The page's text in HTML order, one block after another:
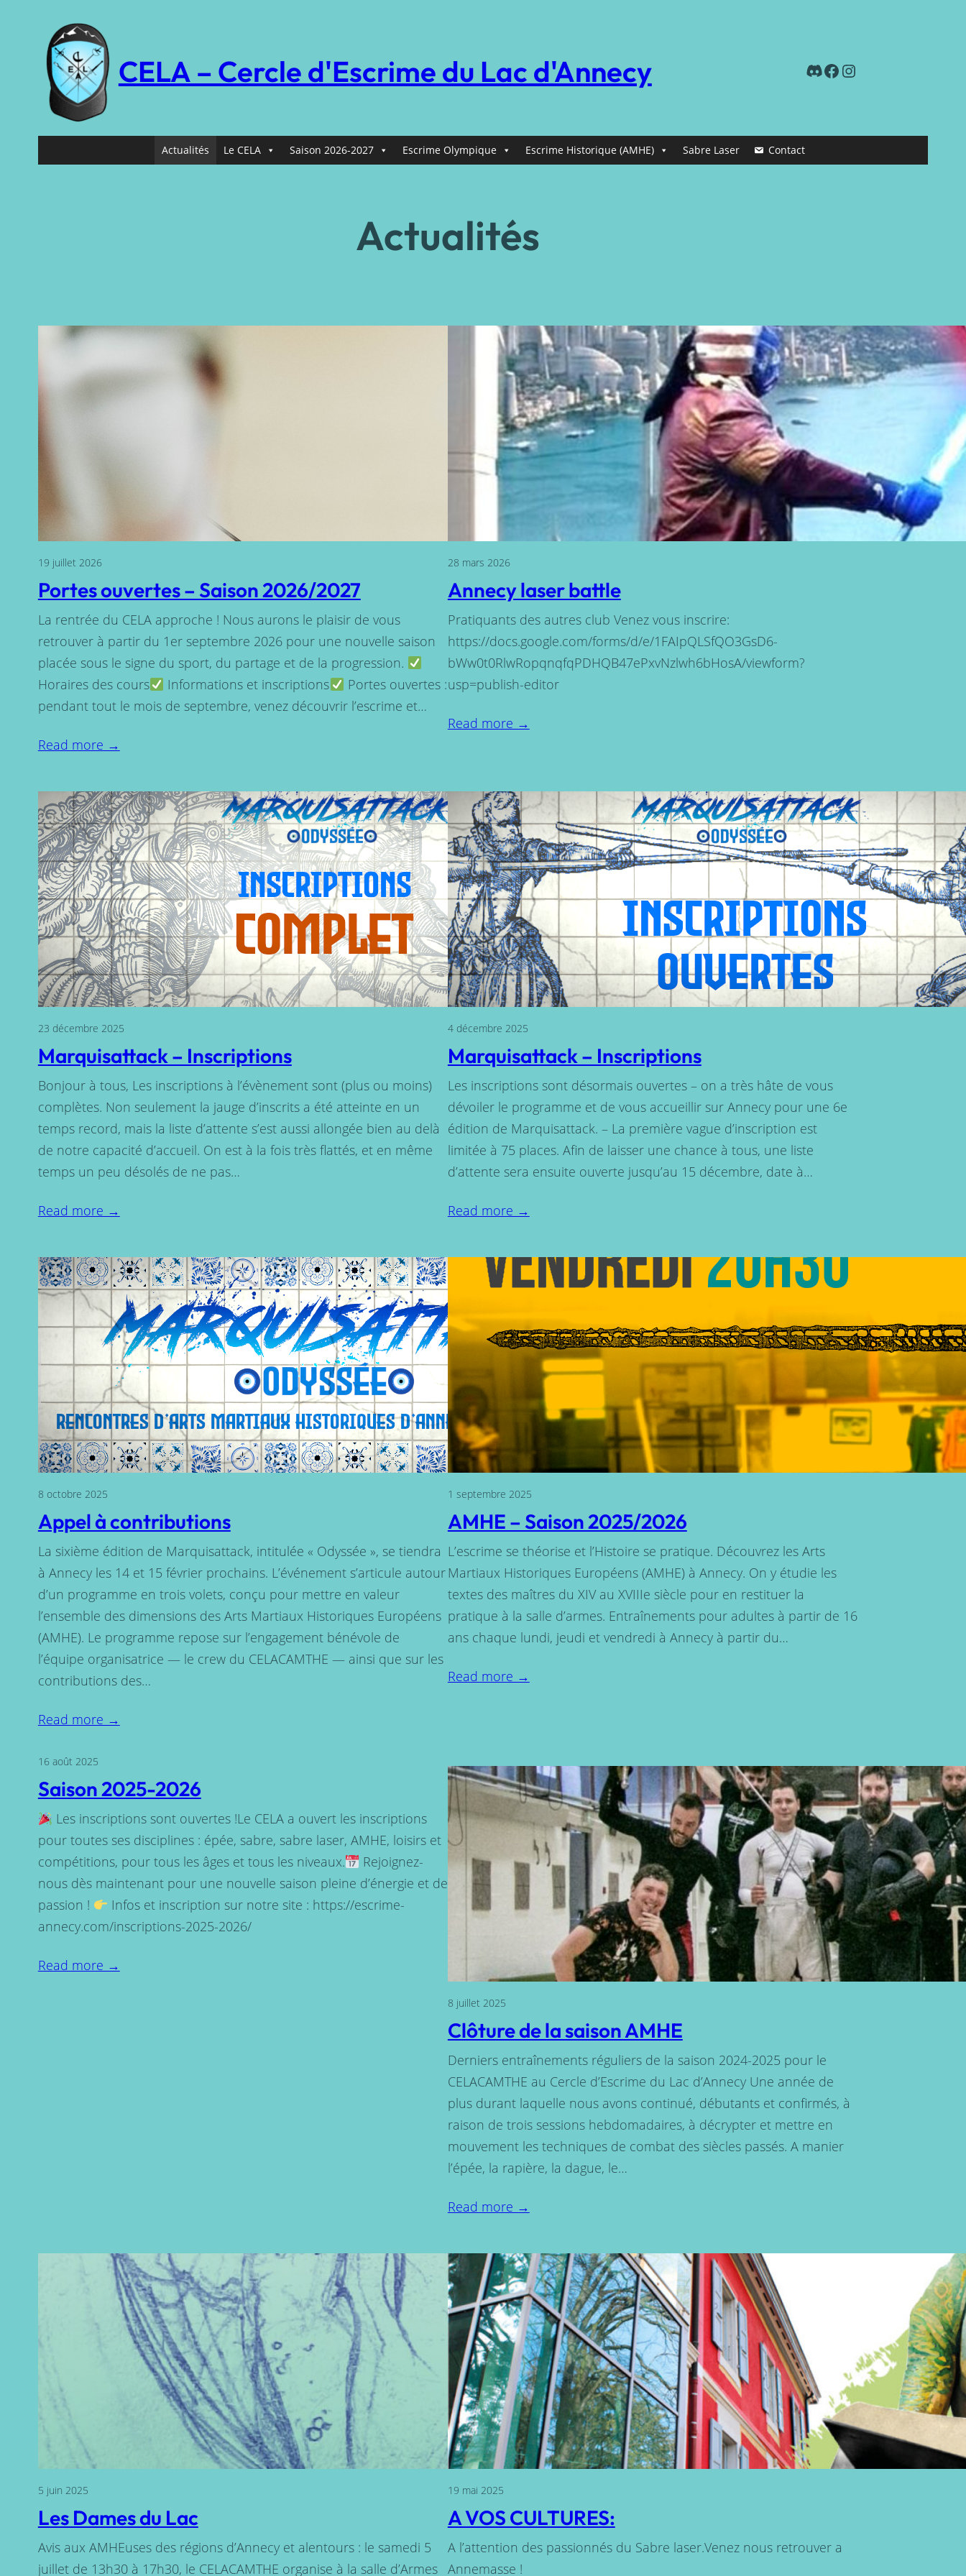
contenu
CELA – Cercle d'Escrime du Lac d'Annecy Discord
Facebook
Instagram
Actualités Le CELA Saison 2026-2027 Escrime Olympique Escrime Historique (AMHE) Sabre Laser Contact
Actualités
19 juillet 2026
Portes ouvertes – Saison 2026/2027
La rentrée du CELA approche ! Nous aurons le plaisir de vous
retrouver à partir du 1er septembre 2026 pour une nouvelle saison
placée sous le signe du sport, du partage et de la progression.
Horaires des cours
Informations et inscriptions
Portes ouvertes :
pendant tout le mois de septembre, venez découvrir l’escrime et…
Read more →
28 mars 2026
Annecy laser battle
Pratiquants des autres club Venez vous inscrire:
https://docs.google.com/forms/d/e/1FAIpQLSfQO3GsD6-
bWw0t0RlwRopqnqfqPDHQB47ePxvNzlwh6bHosA/viewform?
usp=publish-editor
Read more →
23 décembre 2025
Marquisattack – Inscriptions
Bonjour à tous, Les inscriptions à l’évènement sont (plus ou moins)
complètes. Non seulement la jauge d’inscrits a été atteinte en un
temps record, mais la liste d’attente s’est aussi allongée bien au delà
de notre capacité d’accueil. On est à la fois très flattés, et en même
temps un peu désolés de ne pas…
Read more →
4 décembre 2025
Marquisattack – Inscriptions
Les inscriptions sont désormais ouvertes – on a très hâte de vous
dévoiler le programme et de vous accueillir sur Annecy pour une 6e
édition de Marquisattack. – La première vague d’inscription est
limitée à 75 places. Afin de laisser une chance à tous, une liste
d’attente sera ensuite ouverte jusqu’au 15 décembre, date à…
Read more →
8 octobre 2025
Appel à contributions
La sixième édition de Marquisattack, intitulée « Odyssée », se tiendra
à Annecy les 14 et 15 février prochains. L’événement s’articule autour
d’un programme en trois volets, conçu pour mettre en valeur
l’ensemble des dimensions des Arts Martiaux Historiques Européens
(AMHE). Le programme repose sur l’engagement bénévole de
l’équipe organisatrice — le crew du CELACAMTHE — ainsi que sur les
contributions des…
Read more →
1 septembre 2025
AMHE – Saison 2025/2026
L’escrime se théorise et l’Histoire se pratique. Découvrez les Arts
Martiaux Historiques Européens (AMHE) à Annecy. On y étudie les
textes des maîtres du XIV au XVIIIe siècle pour en restituer la
pratique à la salle d’armes. Entraînements pour adultes à partir de 16
ans chaque lundi, jeudi et vendredi à Annecy à partir du…
Read more →
16 août 2025
Saison 2025-2026
Les inscriptions sont ouvertes !Le CELA a ouvert les inscriptions
pour toutes ses disciplines : épée, sabre, sabre laser, AMHE, loisirs et
compétitions, pour tous les âges et tous les niveaux.
Rejoignez-
nous dès maintenant pour une nouvelle saison pleine d’énergie et de
passion !
Infos et inscription sur notre site : https://escrime-
annecy.com/inscriptions-2025-2026/
Read more →
8 juillet 2025
Clôture de la saison AMHE
Derniers entraînements réguliers de la saison 2024-2025 pour le
CELACAMTHE au Cercle d’Escrime du Lac d’Annecy Une année de
plus durant laquelle nous avons continué, débutants et confirmés, à
raison de trois sessions hebdomadaires, à décrypter et mettre en
mouvement les techniques de combat des siècles passés. A manier
l’épée, la rapière, la dague, le…
Read more →
5 juin 2025
Les Dames du Lac
Avis aux AMHEuses des régions d’Annecy et alentours : le samedi 5
juillet de 13h30 à 17h30, le CELACAMTHE organise à la salle d’Armes
19 mai 2025
A VOS CULTURES:
A l’attention des passionnés du Sabre laser.Venez nous retrouver a
Annemasse !